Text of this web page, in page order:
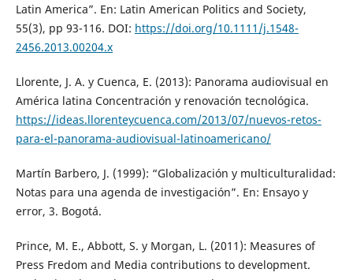
Latin America”. En: Latin American Politics and Society,
55(3), pp 93-116. DOI: https://doi.org/10.1111/j.1548-
2456.2013.00204.x
Llorente, J. A. y Cuenca, E. (2013): Panorama audiovisual en
América latina Concentración y renovación tecnológica.
https://ideas.llorenteycuenca.com/2013/07/nuevos-retos-
para-el-panorama-audiovisual-latinoamericano/
Martín Barbero, J. (1999): “Globalización y multiculturalidad:
Notas para una agenda de investigación”. En: Ensayo y
error, 3. Bogotá.
Prince, M. E., Abbott, S. y Morgan, L. (2011): Measures of
Press Fredom and Media contributions to development.